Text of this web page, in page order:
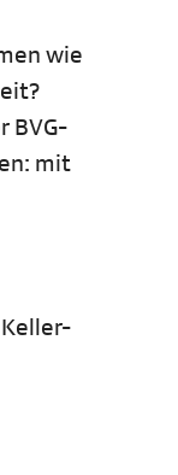
wie
BVG-
mit